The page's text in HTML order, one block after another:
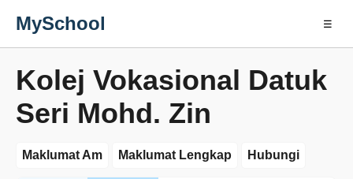
MySchool ☰
Kolej Vokasional Datuk
Seri Mohd. Zin
Maklumat Am Maklumat Lengkap Hubungi